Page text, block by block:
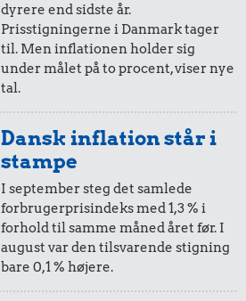
2,85 kr.
Sodavand
chokolade
1,14 kr.
Æble
5,-
i 1976
= 6,-
i 1977
0,11,-
5 øre
i 1976
= 0,06,-
i 1977
dyrere end sidste år.
Prisstigningerne i Danmark tager
til. Men inflationen holder sig
under målet på to procent, viser nye
tal.
Dansk inflation står i
stampe
I september steg det samlede
forbrugerprisindeks med 1,3 % i
forhold til samme måned året før. I
august var den tilsvarende stigning
bare 0,1 % højere.